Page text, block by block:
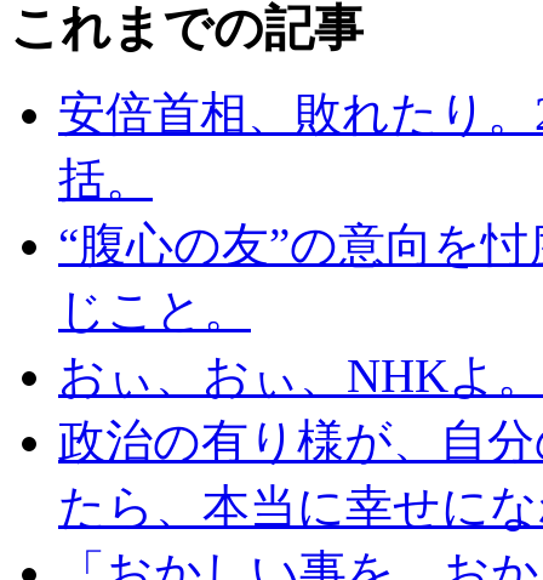
これまでの記事
安倍首相、敗れたり
括。
“腹心の友”の意向を
じこと。
おぃ、おぃ、NHKよ
政治の有り様が、自
たら、本当に幸せに